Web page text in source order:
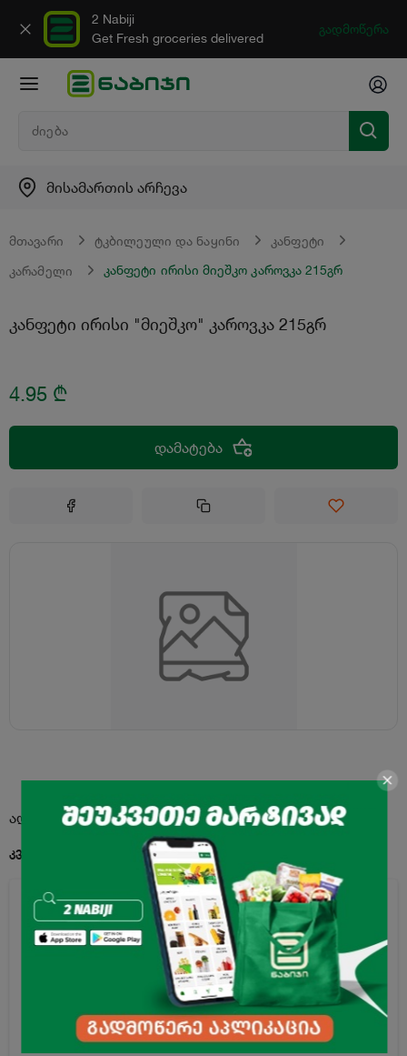
2 Nabiji
Get Fresh groceries delivered
გადმოწერა
მისამართის არჩევა
მთავარი ტკბილეული და ნაყინი კანფეტი
კარამელი კანფეტი ირისი მიეშკო კაროვკა 215გრ
კანფეტი ირისი "მიეშკო" კაროვკა 215გრ
4.95 ₾
დამატება
აღწერა
კვებითი ღირებულება 100გ. პროდუქტში:
ენერგეტიკული ღირებულება 424კკალ
12გ
მ.შ ნაჯერი ცხიმოვანი მჟავები 6გ